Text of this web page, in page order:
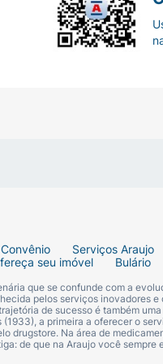
que produza os
a resposta clínica
pode
isso, nunca interrompa
Serviços Araujo
seu imóvel Bulário
que se confunde com a
pelos serviços inovadores e
de sucesso é também
a primeira a oferecer o
drugstore. Na área de
de que na Araujo você